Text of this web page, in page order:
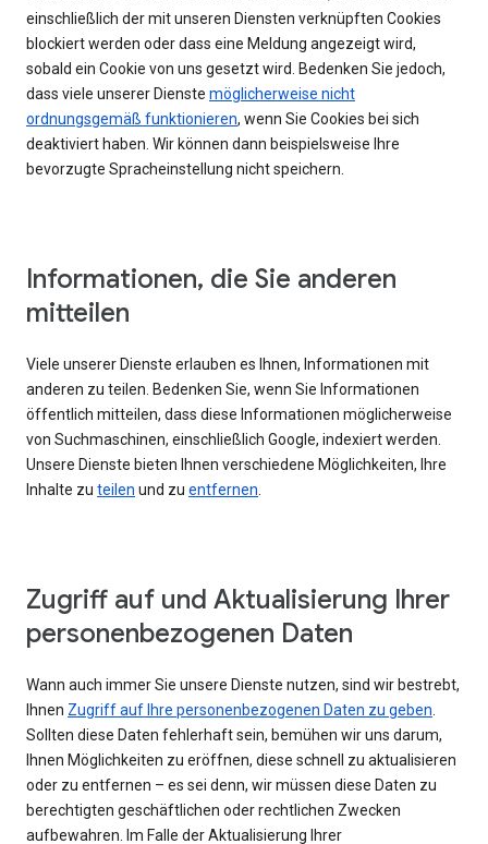
einschließlich der mit unseren Diensten verknüpften Cookies
blockiert werden oder dass eine Meldung angezeigt wird,
sobald ein Cookie von uns gesetzt wird. Bedenken Sie jedoch,
dass viele unserer Dienste möglicherweise nicht
ordnungsgemäß funktionieren, wenn Sie Cookies bei sich
deaktiviert haben. Wir können dann beispielsweise Ihre
bevorzugte Spracheinstellung nicht speichern.
Informationen, die Sie anderen
mitteilen
Viele unserer Dienste erlauben es Ihnen, Informationen mit
anderen zu teilen. Bedenken Sie, wenn Sie Informationen
öffentlich mitteilen, dass diese Informationen möglicherweise
von Suchmaschinen, einschließlich Google, indexiert werden.
Unsere Dienste bieten Ihnen verschiedene Möglichkeiten, Ihre
Inhalte zu teilen und zu entfernen.
Zugriff auf und Aktualisierung Ihrer
personenbezogenen Daten
Wann auch immer Sie unsere Dienste nutzen, sind wir bestrebt,
Ihnen Zugriff auf Ihre personenbezogenen Daten zu geben.
Sollten diese Daten fehlerhaft sein, bemühen wir uns darum,
Ihnen Möglichkeiten zu eröffnen, diese schnell zu aktualisieren
oder zu entfernen – es sei denn, wir müssen diese Daten zu
berechtigten geschäftlichen oder rechtlichen Zwecken
aufbewahren. Im Falle der Aktualisierung Ihrer